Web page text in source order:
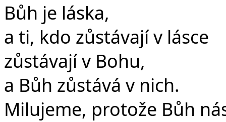
Bůh je láska,
a ti, kdo zůstávají v lásce
zůstávají v Bohu,
a Bůh zůstává v nich.
Milujeme, protože Bůh